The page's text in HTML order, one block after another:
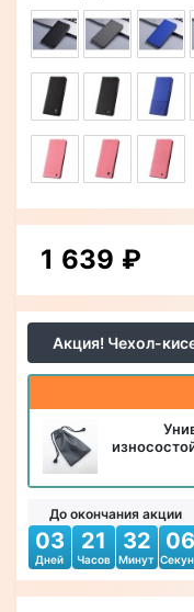
Акция! Чехол-
До окончания акции
03
Дней
21
Часов
32
Минут
04
1 639 ₽